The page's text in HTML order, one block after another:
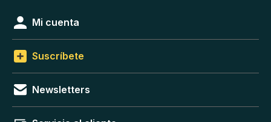
Mi cuenta
Suscríbete
Newsletters